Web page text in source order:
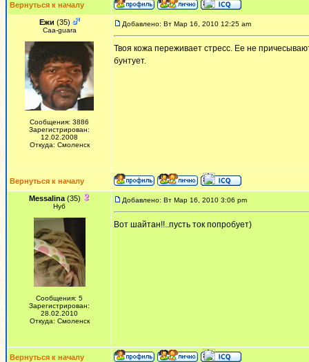
Вернуться к началу
Ежи (35)
Сaa-guara
Сообщения: 3886
Зарегистрирован:
12.02.2008
Откуда: Смоленск
Добавлено: Вт Мар 16, 2010 12:25 am
Твоя кожа переживает стресс. Ее не
бунтует.
Вернуться к началу
Messalina(35)
Нуб
Сообщения: 5
Зарегистрирован:
28.02.2010
Откуда: Смоленск
Добавлено: Вт Мар 16, 2010 3:06 pm
Вот шайтан!!..пусть ток попробует)
Вернуться к началу